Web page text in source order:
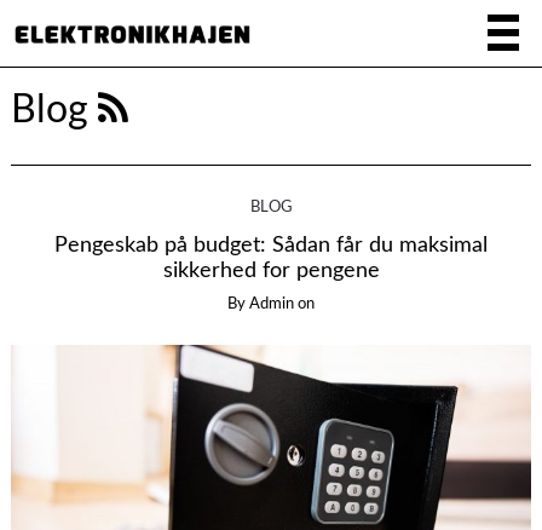
Blog
BLOG
Pengeskab på budget: Sådan får du maksimal
sikkerhed for pengene
By Admin on